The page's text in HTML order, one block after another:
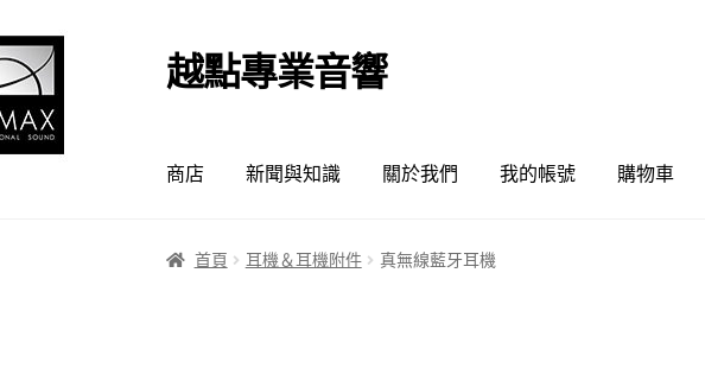
跳
至
列
跳
至
內
越點專業音響
商店 新聞與知識 關於我們 我的帳號 購物車
首頁 耳機＆耳機附件 真無線藍牙耳機